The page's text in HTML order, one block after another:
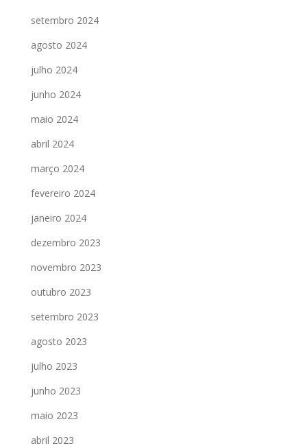
setembro 2024
agosto 2024
julho 2024
junho 2024
maio 2024
abril 2024
março 2024
fevereiro 2024
janeiro 2024
dezembro 2023
novembro 2023
outubro 2023
setembro 2023
agosto 2023
julho 2023
junho 2023
maio 2023
abril 2023